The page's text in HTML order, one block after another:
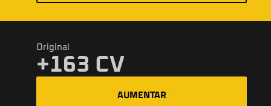
Original
+163 CV
AUMENTAR